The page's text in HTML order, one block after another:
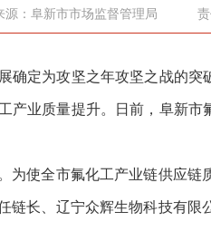
源：阜新市市场监督管理局
为攻坚之年攻坚之战的突
业质量提升。日前，阜新
使全市氟化工产业链供应链
链长、辽宁众辉生物科技有